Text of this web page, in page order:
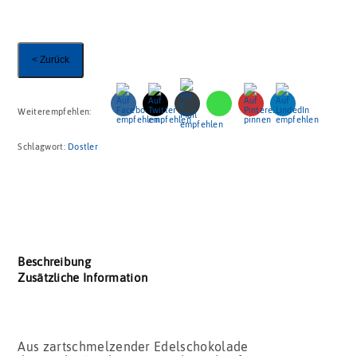
< Zurück
Weiterempfehlen:
Schlagwort: Dostler
Beschreibung
Zusätzliche Information
Aus zartschmelzender Edelschokolade